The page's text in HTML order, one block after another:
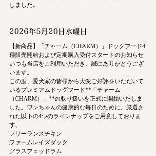
しました。
2026年5月20日水曜日
【新商品】「チャーム（CHARM）」ドッグフード4
種販売開始および定期購入受付スタートのお知らせ
​いつも当店をご利用いただき、誠にありがとうござ
います。
​この度、愛犬家の皆様から大変ご好評をいただいて
いるプレミアムドッグフード**「チャーム
（CHARM）」**の取り扱いを正式に開始いたしま
した。ワンちゃんの健康的な毎日のために、厳選さ
れた以下の4つのラインナップをご用意しておりま
す。
​フリーランスチキン
​ファームレイズダック
​グラスフェッドラム